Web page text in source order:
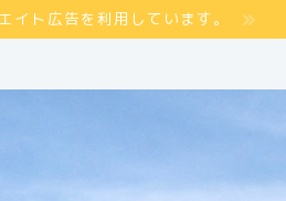
イト広告を利用しています。